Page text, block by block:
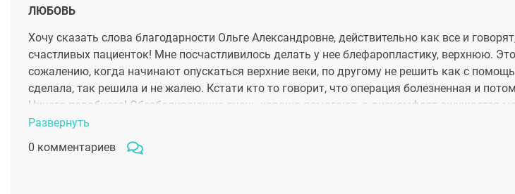
ЛЮБОВЬ
Хочу сказать слова благодарности Ольге Александровне, действительно как все и
счастливых пациенток! Мне посчастливилось делать у нее блефаропластику, верхнюю.
сожалению, когда начинают опускаться верхние веки, по другому не решить как с
сделала, так решила и не жалею. Кстати кто то говорит, что операция болезненная и
Ничего подобного! Обезболивающие очень хорошо помогают, а дискомфорт ощущается
результата я думаю стоит и потерпеть)) . В какой то степени мое омоложение помогло
теперь он говорит, что выгляжу намного моложе своих сверстниц. Да я и сама вижу
Александровне!
Развернуть
0 комментариев